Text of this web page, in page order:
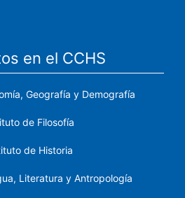
en el CCHS
Geografía y Demografía
de Filosofía
de Historia
Literatura y Antropología